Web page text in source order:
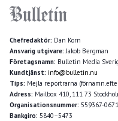
Chefredaktör: Dan Korn
Ansvarig utgivare:Jakob Bergman
Företagsnamn: Bulletin Media
Kundtjänst: info@bulletin.nu
Tips: Mejla reportrarna
Adress: Mailbox 410, 111 73
Organisationsnummer: 559367-0671
Bankgiro: 5840–5473